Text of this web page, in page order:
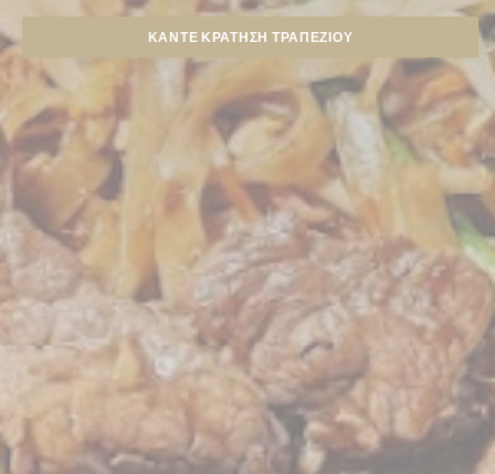
ΚΆΝΤΕ ΚΡΆΤΗΣΗ ΤΡΑΠΕΖΙΟΎ